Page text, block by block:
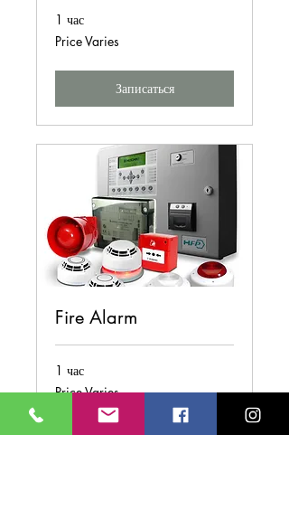
1 час
Price
Varies
Price Varies
Записаться
Fire Alarm
1 час
Price
Price Varies
Записаться